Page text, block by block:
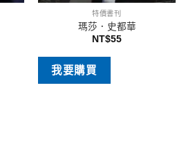
特價書刊
瑪莎．史都華
NT$55
我要購買